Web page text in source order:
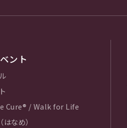
ント
Cure® / Walk for Life
なめ）